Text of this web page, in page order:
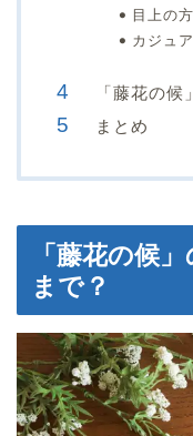
目上の方
カジュ
「藤花の
まとめ
「藤花の候
まで？